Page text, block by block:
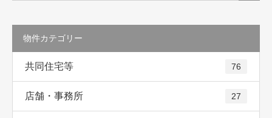
物件カテゴリー
共同住宅等 76
店舗・事務所 27